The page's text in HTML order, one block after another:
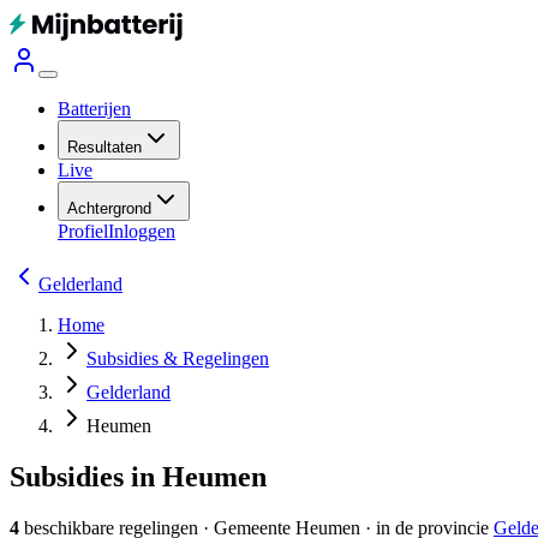
Batterijen
Resultaten
Live
Achtergrond
ProfielInloggen
Gelderland
Home
Subsidies & Regelingen
Gelderland
Heumen
Subsidies in Heumen
4 beschikbare regelingen · Gemeente Heumen · in de provincie